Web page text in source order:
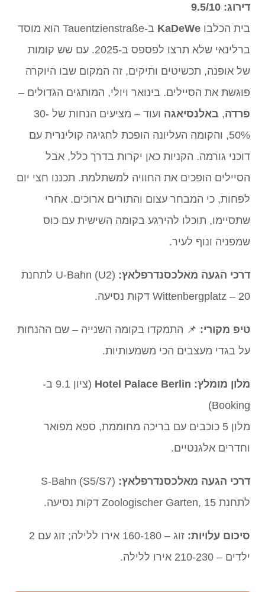
דירוג: 9.5/10
בית הכלבו KaDeWe
ב-Tauentzienstraße הוא מוסד
ברלינאי שלא תרצו לפספס ב-2025. עם שש קומות
של אופנה, תכשיטים ותיקים, זה המקום שבו היוקרה
פוגשת את הסיילים. בינואר ויולי, המותגים הגדולים –
פרדה, באלנסיאגה
ועוד – מציעים הנחות של 30-
50%, והקומה העליונה הופכת לחגיגה קולינרית עם
דוכני גורמה. הקניות כאן יקרות בדרך כלל, אבל
הסיילים הופכים את החוויה למשתלמת. תכננו חצי יום
לפחות, כי המבחר עצום והתורים ארוכים. אחרי
שתסיימו, תוכלו להירגע בקומה השישית עם כוס
שמפניה ונוף לעיר.
דרכי הגעה מאלכסנדרפלאץ:
U-Bahn (U2) לתחנת
Wittenbergplatz – 20 דקות נסיעה.
טיפ מקורי: 📌 התמקדו בקומה השנייה – שם ההנחות
על בגדי מעצבים הכי משמעותיות.
מלון מומלץ: Hotel Palace Berlin
(ציון 9.1 ב-
Booking)
מלון 5 כוכבים עם בריכה מחוממת, ספא מפואר
וחדרים אלגנטיים.
דרכי הגעה מאלכסנדרפלאץ: S-Bahn (S5/S7)
לתחנת Zoologischer Garten, 15 דקות נסיעה.
סיכום עלויות:
זוג – 160-180 אירו ללילה; זוג עם 2
ילדים – 210-230 אירו ללילה.